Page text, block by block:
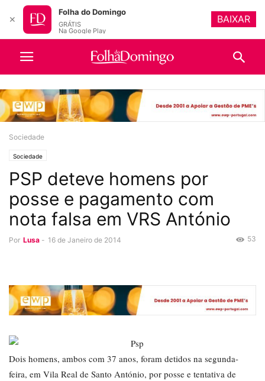
Sociedade
Sociedade
PSP deteve homens por
posse e pagamento com
nota falsa em VRS António
Por Lusa - 16 de Janeiro de 2014 53
Dois homens, ambos com 37 anos, foram detidos na segunda-
feira, em Vila Real de Santo António, por posse e tentativa de
✕
Folha do Domingo
GRÁTIS
Na Google Play
BAIXAR